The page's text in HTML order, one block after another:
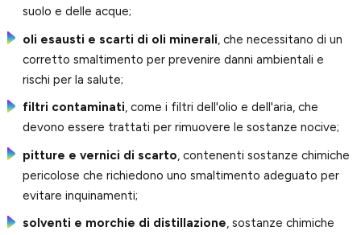
suolo e delle acque;
oli esausti e scarti di oli minerali , che necessitano di un
corretto smaltimento per prevenire danni ambientali e
rischi per la salute;
filtri contaminati, come i filtri dell'olio e dell'aria, che
devono essere trattati per rimuovere le sostanze nocive;
pitture e vernici di scarto , contenenti sostanze chimiche
pericolose che richiedono uno smaltimento adeguato per
evitare inquinamenti;
solventi e morchie di distillazione, sostanze chimiche